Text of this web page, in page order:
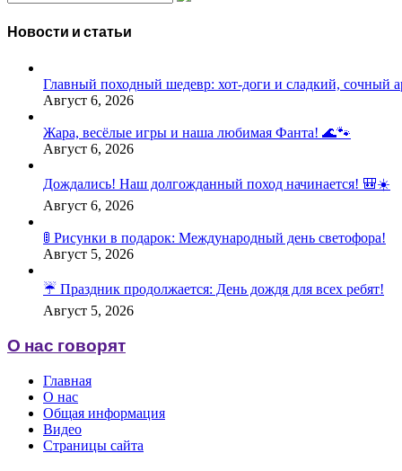
Новости и статьи
Главный походный шедевр: хот-доги и сладкий, сочный
Август 6, 2026
Жара, весёлые игры и наша любимая Фанта! 🌊🐾
Август 6, 2026
Дождались! Наш долгожданный поход начинается! 🎒☀️
Август 6, 2026
🚦 Рисунки в подарок: Международный день светофора!
Август 5, 2026
☔️ Праздник продолжается: День дождя для всех ребят!
Август 5, 2026
О нас говорят
Главная
О нас
Общая информация
Видео
Страницы сайта